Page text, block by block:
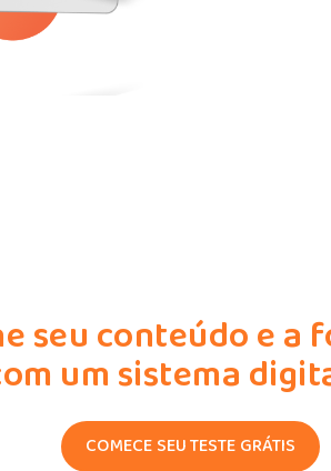
seu conteúdo e a
um sistema
COMECE SEU TESTE GRÁTIS